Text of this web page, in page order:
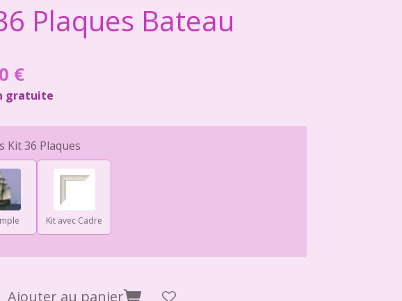
Plaques Bateau
€
gratuite
Kit 36 Plaques
Kit avec Cadre
Ajouter au panier